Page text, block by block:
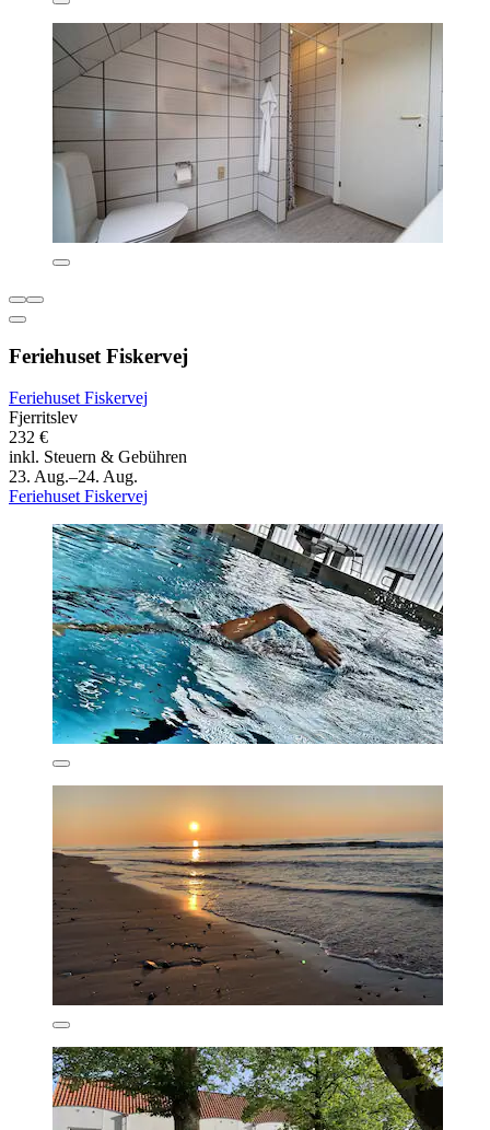
Feriehuset Fiskervej
Feriehuset Fiskervej
Fjerritslev
232 €
inkl. Steuern & Gebühren
23. Aug.–24. Aug.
Feriehuset Fiskervej